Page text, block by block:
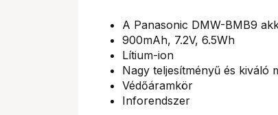
A Panasonic DMW-BMB9
900mAh, 7.2V, 6.5Wh
Lítium-ion
Nagy teljesítményű és kiváló
Védőáramkör
Inforendszer